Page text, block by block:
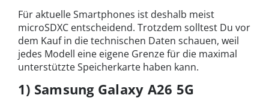
Für aktuelle Smartphones ist deshalb meist
microSDXC entscheidend. Trotzdem solltest Du vor
dem Kauf in die technischen Daten schauen, weil
jedes Modell eine eigene Grenze für die maximal
unterstützte Speicherkarte haben kann.
1) Samsung Galaxy A26 5G